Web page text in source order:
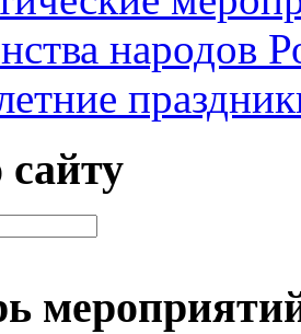
народов